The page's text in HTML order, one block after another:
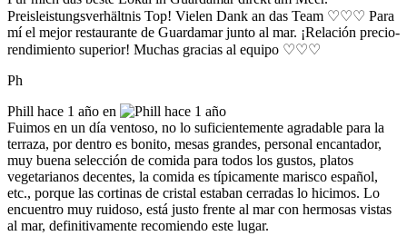
Preisleistungsverhältnis Top! Vielen Dank an das Team ♡♡♡ Para
mí el mejor restaurante de Guardamar junto al mar. ¡Relación precio-
rendimiento superior! Muchas gracias al equipo ♡♡♡
Ph
Phill hace 1 año en
Fuimos en un día ventoso, no lo suficientemente agradable para la
terraza, por dentro es bonito, mesas grandes, personal encantador,
muy buena selección de comida para todos los gustos, platos
vegetarianos decentes, la comida es típicamente marisco español,
etc., porque las cortinas de cristal estaban cerradas lo hicimos. Lo
encuentro muy ruidoso, está justo frente al mar con hermosas vistas
al mar, definitivamente recomiendo este lugar.